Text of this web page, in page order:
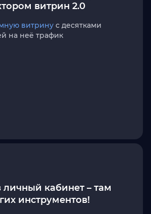
витрин 2.0
витрину с десятками
на неё трафик
кабинет – там
инструментов!